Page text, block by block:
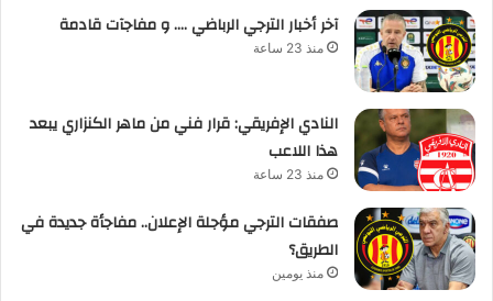
آخر أخبار الترجي الرباضي …. و مفاجآت قادمة
منذ 23 ساعة
النادي الإفريقي: قرار فني من ماهر الكنزاري يبعد
هذا اللاعب
منذ 23 ساعة
صفقات الترجي مؤجلة الإعلان.. مفاجأة جديدة في
الطريق؟
منذ يومين